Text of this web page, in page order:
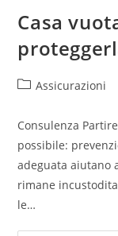
Casa
Assicurazioni
Consulenza
possibile:
adeguata aiutano
rimane
le…